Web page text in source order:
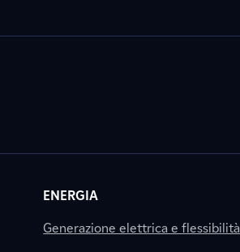
ENERGIA
Generazione elettrica e flessibilità